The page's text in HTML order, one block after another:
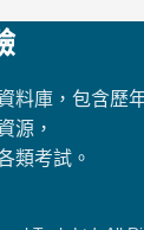
料庫，包含歷
源，
類考試。